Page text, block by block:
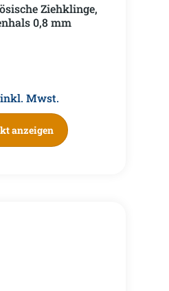
Ziehklinge,
0,8 mm
inkl. Mwst.
anzeigen